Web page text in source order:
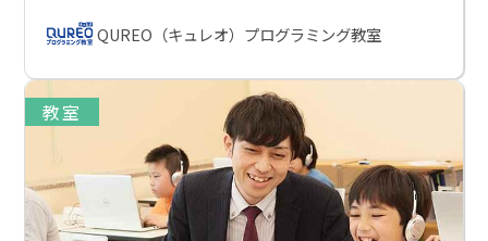
QUREO（キュレオ）プログラミング教室
教室